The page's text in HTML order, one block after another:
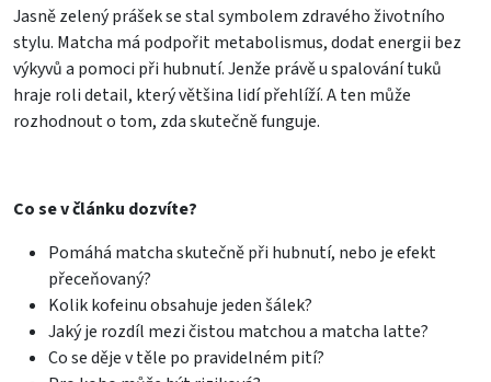
Jasně zelený prášek se stal symbolem zdravého životního
stylu. Matcha má podpořit metabolismus, dodat energii bez
výkyvů a pomoci při hubnutí. Jenže právě u spalování tuků
hraje roli detail, který většina lidí přehlíží. A ten může
rozhodnout o tom, zda skutečně funguje.
Co se v článku dozvíte?
Pomáhá matcha skutečně při hubnutí, nebo je efekt
přeceňovaný?
Kolik kofeinu obsahuje jeden šálek?
Jaký je rozdíl mezi čistou matchou a matcha latte?
Co se děje v těle po pravidelném pití?